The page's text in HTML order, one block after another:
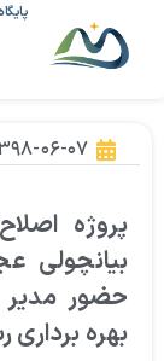
۱۳۹۸-۰۶-
پروژه
بیانچولی
حضور مدیر
بهره برداری